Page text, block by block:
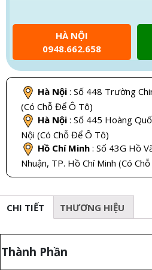
HÀ NỘI
0948.662.658
Hà Nội : Số 448 Trường
(Có Chỗ Để Ô Tô)
Hà Nội : Số 445 Hoàng
Nội (Có Chỗ Để Ô Tô)
Hồ Chí Minh : Số 43G Hồ
Nhuận, TP. Hồ Chí Minh (Có
CHI TIẾT THƯƠNG HIỆU
Thành Phần